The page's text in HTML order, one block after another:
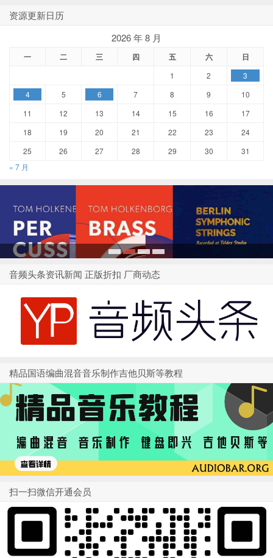
资源更新日历
2026 年 8 月
一 二 三 四 五 六 日
1 2
3
4
5 6 7 8 9
10
11
12 13 14 15 16
17
18
19 20 21 22 23
24
25
26 27 28 29 30
31
« 7 月
音频头条资讯新闻 正版折扣 厂商动态
精品国语编曲混音音乐制作吉他贝斯等教程
扫一扫微信开通会员